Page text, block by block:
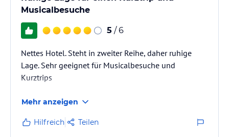
verbindlichen
Angebotsdetails des jeweiligen Veranstalters.
Musicalbesuche
5 / 6
Nettes Hotel. Steht in zweiter Reihe, daher ruhige
Lage. Sehr geeignet für Musicalbesuche und
Kurztrips
Mehr anzeigen
Hilfreich Teilen